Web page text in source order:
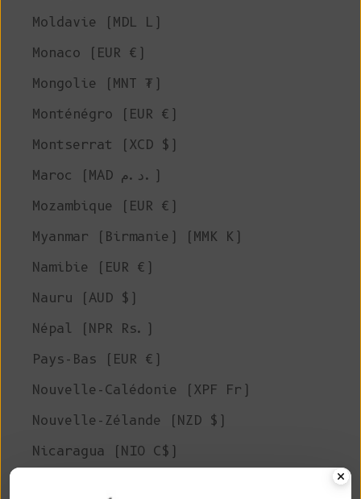
Moldavie (MDL L)
Monaco (EUR €)
Mongolie (MNT ₮)
Monténégro (EUR €)
Montserrat (XCD $)
Maroc (MAD د.م.)
Mozambique (EUR €)
Myanmar (Birmanie) (MMK K)
Namibie (EUR €)
Nauru (AUD $)
Népal (NPR Rs.)
Pays-Bas (EUR €)
Nouvelle-Calédonie (XPF Fr)
Nouvelle-Zélande (NZD $)
Nicaragua (NIO C$)